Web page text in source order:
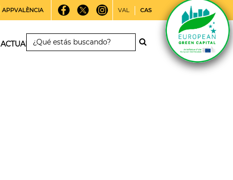
APPVALÈNCIA VAL CAS
ACTUALIDAD